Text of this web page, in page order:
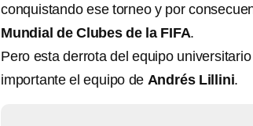
conquistando ese torneo y por
Mundial de Clubes de la FIFA.
Pero esta derrota del equipo
importante el equipo de Andrés Lillini.